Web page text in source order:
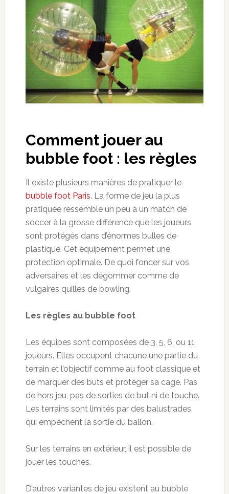
Comment jouerau
bubble foot : les règles
Il existe plusieurs manières de pratiquer le
bubblefoot Paris. La forme de jeu la plus
pratiquée ressemble un peu à un match de
soccer à la grosse différence que les joueurs
sont protégés dans d’énormes bulles de
plastique. Cet équipement permet une
protection optimale. De quoi foncer sur vos
adversaires et les dégommer comme de
vulgaires quilles de bowling.
Les règles au bubble foot
Les équipes sont composées de 3, 5, 6, ou 11
joueurs. Elles occupent chacune une partie du
terrain et l’objectif comme au foot classique et
de marquer des buts et protéger sa cage. Pas
de hors jeu, pas de sorties de but ni de touche.
Les terrains sont limités par des balustrades
qui empêchent la sortie du ballon.
Sur les terrains en extérieur, il est possible de
jouer les touches.
D’autres variantes de jeu existent au bubble